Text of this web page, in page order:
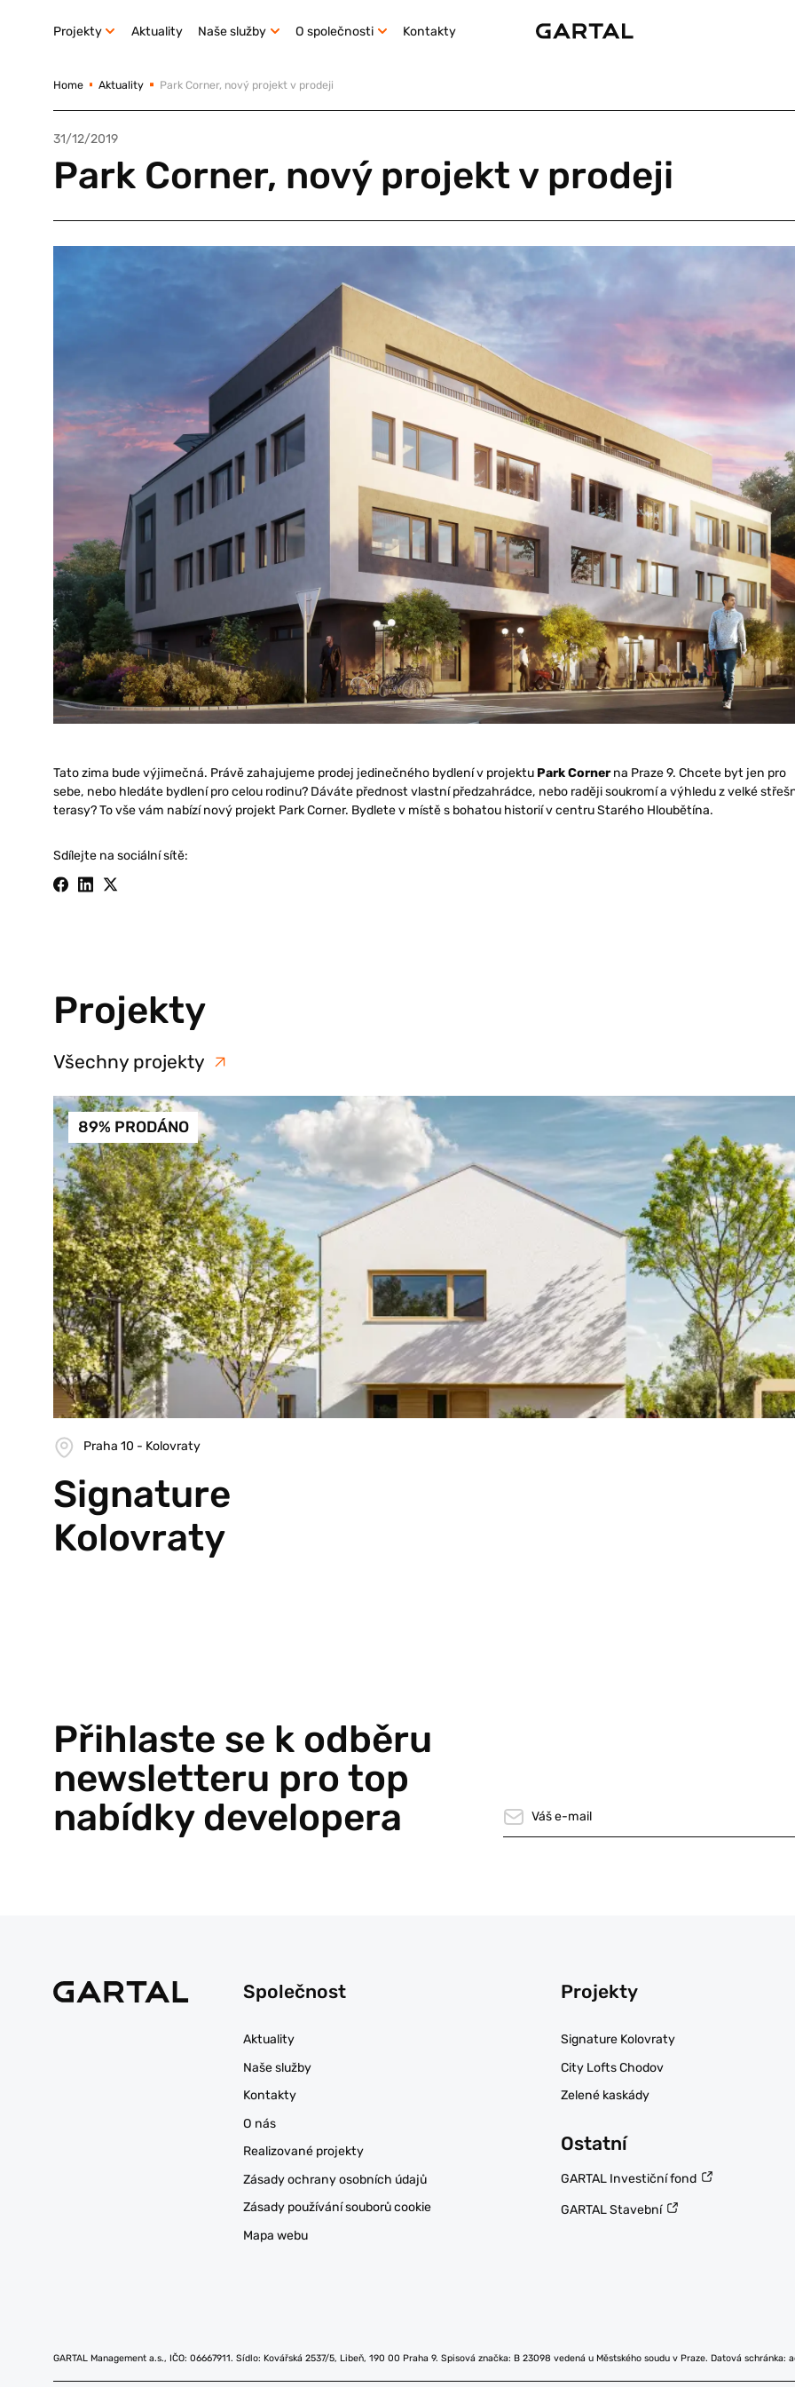
Projekty Aktuality Naše služby O společnosti Kontakty
Home Aktuality Park Corner, nový projekt v prodeji
31/12/2019
Park Corner, nový projekt v prodeji
Tato zima bude výjimečná. Právě zahajujeme prodej jedinečného bydlení v projektu Park Cornerna Praze 9. Chcete byt jen pro
sebe, nebo hledáte bydlení pro celou rodinu? Dáváte přednost vlastní předzahrádce, nebo raději soukromí a výhledu z velké
terasy? To vše vám nabízí nový projekt Park Corner. Bydlete v místě s bohatou historií v centru Starého Hloubětína.
Sdílejte na sociální sítě:
Projekty
Všechny projekty
89% PRODÁNO
Praha 10 - Kolovraty
Signature
Kolovraty
Přihlaste se k odběru
newsletteru pro top
nabídky developera
Společnost
Aktuality
Naše služby
Kontakty
O nás
Realizované projekty
Zásady ochrany osobních údajů
Zásady používání souborů cookie
Mapa webu
Projekty
Signature Kolovraty
City Lofts Chodov
Zelené kaskády
Ostatní
GARTAL Investiční fond
GARTAL Stavební
GARTAL Management a.s., IČO: 06667911. Sídlo: Kovářská 2537/5, Libeň, 190 00 Praha 9. Spisová značka: B 23098 vedená u Městského soudu v Praze. Datová schránka: